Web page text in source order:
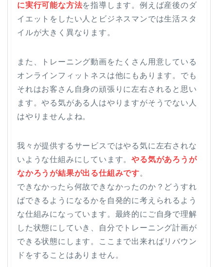
に実行可能な方法を指導します。例えば産後のダ
イエットをしたい人とビジネスマンでは生活スタ
イルが大きく異なります。
また、トレーニング動画をたくさん用意している
オンラインフィットネスは他にもあります。でも
それはお客さん自身の頑張りに左右されると思い
ます。やる気がある人はやりますがそうでない人
はやりませんよね。
我々が提供するサービスではやる気に左右されな
いような仕組みにしています。やる気があろうが
なかろうが結果が出る仕組みです。
できなかったら何故できなかったのか？どうすれ
ばできるようになるかを自発的に考えられるよう
な仕組みになっています。最終的にご自身で理解
した状態にしていき、自分でトレーニング計画が
できる状態にします。ここまで出来ればリバウン
ドをすることはありません。